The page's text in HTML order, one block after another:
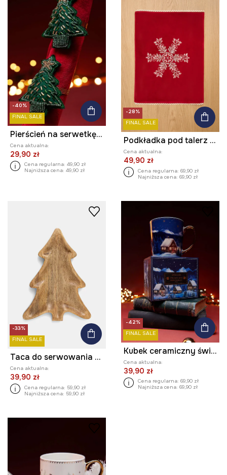
-40%
FINAL SALE
Pierścień na serwetkę - świąteczna choinka (2-pack)
Cena aktualna:
29,90 zł
Cena regularna: 49,90 zł
Najniższa cena: 49,90 zł
-28%
FINAL SALE
Podkładka pod talerz świąteczna 35 x 45 cm (2-pack)
Cena aktualna:
49,90 zł
Cena regularna: 69,90 zł
Najniższa cena: 69,90 zł
-33%
FINAL SALE
Taca do serwowania drewniana - choinka
Cena aktualna:
39,90 zł
Cena regularna: 59,90 zł
Najniższa cena: 59,90 zł
-42%
FINAL SALE
Kubek ceramiczny świąteczny 460 ml
Cena aktualna:
39,90 zł
Cena regularna: 69,90 zł
Najniższa cena: 69,90 zł